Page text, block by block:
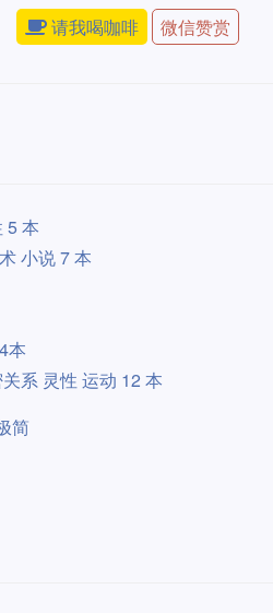
请我喝咖啡 微信赞赏
5 本
小说 7 本
本
系 灵性 运动 12 本
简